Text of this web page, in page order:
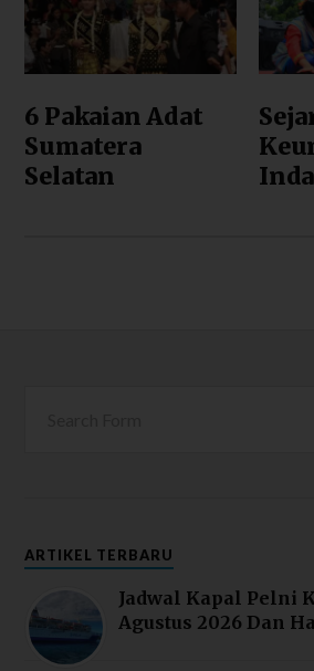
6 Pakaian Adat
Sumatera
Selatan
ARTIKEL TERBARU
Jadwal Kapal Pelni
Agustus 2026 Dan